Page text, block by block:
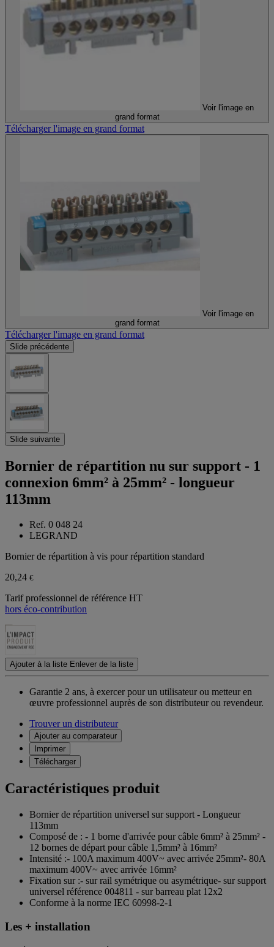
Voir l'image en
grand format
Télécharger l'image en grand format
Voir l'image en
grand format
Télécharger l'image en grand format
Slide précédente
Slide suivante
Bornier de répartition nu sur support - 1
connexion 6mm² à 25mm² - longueur
113mm
Ref. 0 048 24
LEGRAND
Bornier de répartition à vis pour répartition standard
20,24 €
Tarif professionnel de référence HT
hors éco-contribution
Ajouter à la liste Enlever de la liste
Garantie 2 ans, à exercer pour un utilisateur ou metteur en
œuvre professionnel auprès de son distributeur ou revendeur.
Trouver un distributeur
Ajouter au comparateur
Imprimer
Télécharger
Caractéristiques produit
Bornier de répartition universel sur support - Longueur
113mm
Composé de : - 1 borne d'arrivée pour câble 6mm² à 25mm² -
12 bornes de départ pour câble 1,5mm² à 16mm²
Intensité :- 100A maximum 400V~ avec arrivée 25mm²- 80A
maximum 400V~ avec arrivée 16mm²
Fixation sur :- sur rail symétrique ou asymétrique- sur support
universel référence 004811 - sur barreau plat 12x2
Conforme à la norme IEC 60998-2-1
Les + installation